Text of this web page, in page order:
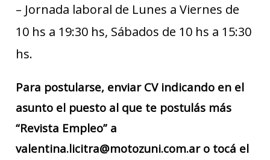
– Jornada laboral de Lunes a Viernes de
10 hs a 19:30 hs, Sábados de 10 hs a 15:30
hs.
Para postularse, enviar CV indicando en el
asunto el puesto al que te postulás más
“Revista Empleo” a
valentina.licitra@motozuni.com.ar o tocá el